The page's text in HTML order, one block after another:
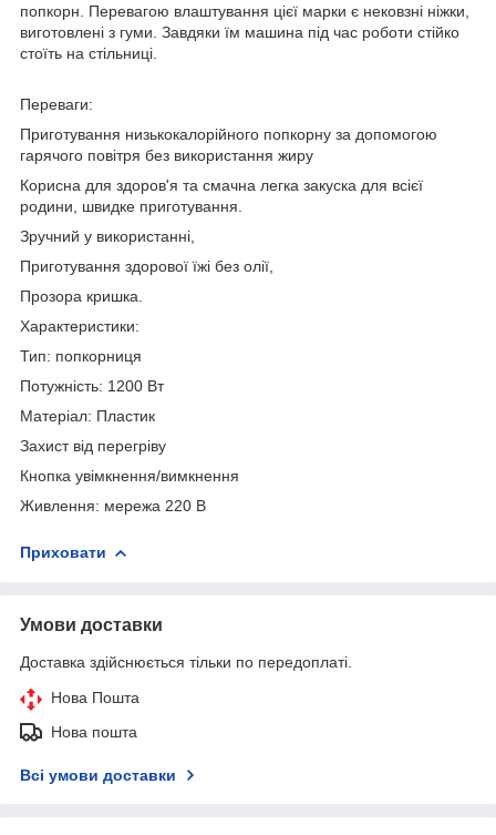
попкорн. Перевагою влаштування цієї марки є нековзні ніжки,
виготовлені з гуми. Завдяки їм машина під час роботи стійко
стоїть на стільниці.
Переваги:
Приготування низькокалорійного попкорну за допомогою
гарячого повітря без використання жиру
Корисна для здоров'я та смачна легка закуска для всієї
родини, швидке приготування.
Зручний у використанні,
Приготування здорової їжі без олії,
Прозора кришка.
Характеристики:
Тип: попкорниця
Потужність: 1200 Вт
Матеріал: Пластик
Захист від перегріву
Кнопка увімкнення/вимкнення
Живлення: мережа 220 В
Приховати
Умови доставки
Доставка здійснюється тільки по передоплаті.
Нова Пошта
Нова пошта
Всі умови доставки